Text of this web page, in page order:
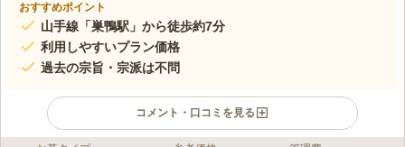
おすすめポイント
山手線「巣鴨駅」から徒歩約7分
利用しやすいプラン価格
過去の宗旨・宗派は不問
コメント・口コミを見る